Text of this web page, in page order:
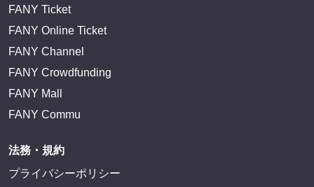
FANY Ticket
FANY Online Ticket
FANY Channel
FANY Crowdfunding
FANY Mall
FANY Commu
法務・規約
プライバシーポリシー